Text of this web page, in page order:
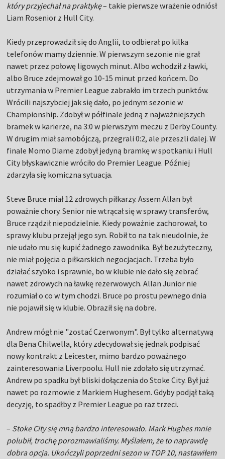
który przyjechał na praktykę– takie pierwsze wrażenie odniósł
Liam Rosenior z Hull City.
Kiedy przeprowadził się do Anglii, to odbierał po kilka
telefonów mamy dziennie. W pierwszym sezonie nie grał
nawet przez połowę ligowych minut. Albo wchodził z ławki,
albo Bruce zdejmował go 10-15 minut przed końcem. Do
utrzymania w Premier League zabrakło im trzech punktów.
Wrócili najszybciej jak się dało, po jednym sezonie w
Championship. Zdobył w półfinale jedną z najważniejszych
bramek w karierze, na 3:0 w pierwszym meczu z Derby County.
W drugim miał samobójczą, przegrali 0:2, ale przeszli dalej. W
finale Momo Diame zdobył jedyną bramkę w spotkaniu i Hull
City błyskawicznie wróciło do Premier League. Później
zdarzyła się komiczna sytuacja.
Steve Bruce miał 12 zdrowych piłkarzy. Assem Allan był
poważnie chory. Senior nie wtrącał się w sprawy transferów,
Bruce rządził niepodzielnie. Kiedy poważnie zachorował, to
sprawy klubu przejął jego syn. Robił to na tak nieudolnie, że
nie udało mu się kupić żadnego zawodnika. Był bezużyteczny,
nie miał pojęcia o piłkarskich negocjacjach. Trzeba było
działać szybko i sprawnie, bo w klubie nie dało się zebrać
nawet zdrowych na ławkę rezerwowych. Allan Junior nie
rozumiał o co w tym chodzi. Bruce po prostu pewnego dnia
nie pojawił się w klubie. Obraził się na dobre.
Andrew mógł nie "zostać Czerwonym". Był tylko alternatywą
dla Bena Chilwella, który zdecydował się jednak podpisać
nowy kontrakt z Leicester, mimo bardzo poważnego
zainteresowania Liverpoolu. Hull nie zdołało się utrzymać.
Andrew po spadku był bliski dołączenia do Stoke City. Był już
nawet po rozmowie z Markiem Hughesem. Gdyby podjął taką
decyzję, to spadłby z Premier League po raz trzeci.
– Stoke City się mną bardzo interesowało. Mark Hughes mnie
polubił, trochę porozmawialiśmy. Myślałem, że to naprawdę
dobra opcja. Ukończyli poprzedni sezon w TOP 10, nastawiłem